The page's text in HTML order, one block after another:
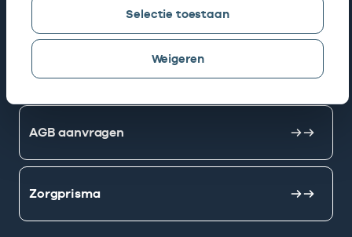
Selectie toestaan
Weigeren
Mijn Vektis
AGB aanvragen
Zorgprisma